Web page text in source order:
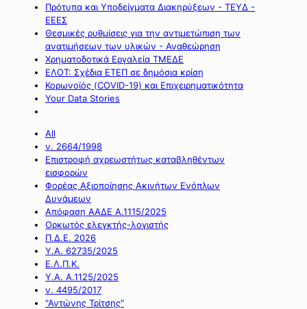
Πρότυπα και Υποδείγματα Διακηρύξεων - ΤΕΥΔ -
ΕΕΕΣ
Θεσμικές ρυθμίσεις για την αντιμετώπιση των
ανατιμήσεων των υλικών - Αναθεώρηση
Χρηματοδοτικά Εργαλεία ΤΜΕΔΕ
ΕΛΟΤ: Σχέδια ΕΤΕΠ σε δημόσια κρίση
Κορωνοϊός (COVID-19) και Επιχειρηματικότητα
Your Data Stories
All
ν. 2664/1998
Επιστροφή αχρεωστήτως καταβληθέντων
εισφορών
Φορέας Αξιοποίησης Ακινήτων Ενόπλων
Δυνάμεων
Απόφαση ΑΑΔΕ Α.1115/2025
Ορκωτός ελεγκτής-λογιστής
Π.Δ.Ε. 2026
Υ.Α. 62735/2025
Ε.Λ.Π.Κ.
Υ.Α. Α.1125/2025
ν. 4495/2017
"Αντώνης Τρίτσης"